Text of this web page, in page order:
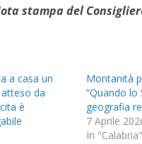
stampa del
a casa un
da
è
Montanità
“Quando lo
geografia
7 Aprile
In "Calabria"